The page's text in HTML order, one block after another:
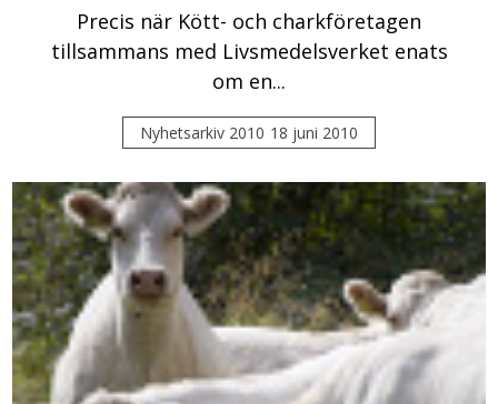
Precis när Kött- och charkföretagen
tillsammans med Livsmedelsverket enats
om en...
Nyhetsarkiv 2010 18 juni 2010